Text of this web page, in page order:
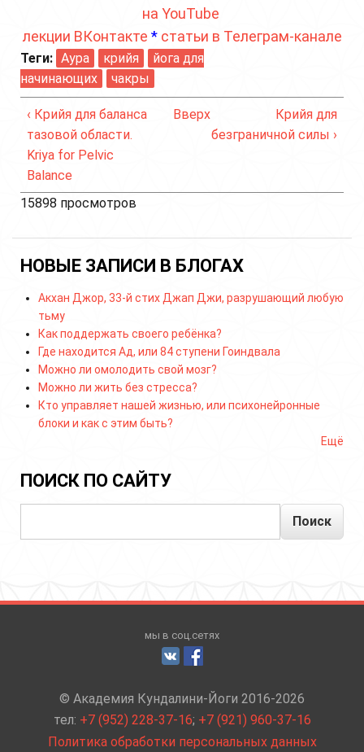
на YouTube
лекции ВКонтакте * статьи в Телеграм-канале
Теги: Аура крийя
йога для
начинающих
чакры
‹ Крийя для баланса
тазовой области.
Kriya for Pelvic
Balance
Вверх
Крийя для
безграничной силы ›
15898 просмотров
НОВЫЕ ЗАПИСИ В БЛОГАХ
Акхан Джор, 33-й стих Джап Джи, разрушающий любую
тьму
Как поддержать своего ребёнка?
Где находится Ад, или 84 ступени Гоиндвала
Можно ли омолодить свой мозг?
Можно ли жить без стресса?
Кто управляет нашей жизнью, или психонейронные
блоки и как с этим быть?
Ещё
ПОИСК ПО САЙТУ
мы в соц.сетях
© Академия Кундалини-Йоги 2016-2026
тел: +7 (952) 228-37-16; +7 (921) 960-37-16
Политика обработки персональных данных